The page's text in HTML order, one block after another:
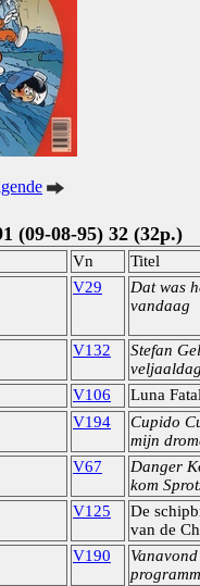
(09-08-95) 32 (32p.)
Vn
Titel
V29
Dat was
vandaag
V132
Stefan
V106
Luna
V194
Cupido
mijn
V67
Danger
kom
V125
De
van de
V190